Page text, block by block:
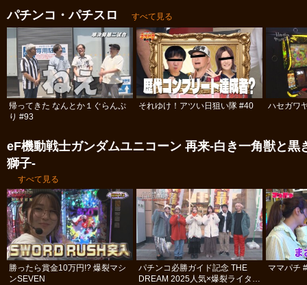
パチンコ・パチスロ すべて見る
帰ってきた なんとか１ぐらんぷ
り #93
それゆけ！アツい日狙い隊 #40 ハセガワ
eF機動戦士ガンダムユニコーン 再来‐白き一角獣と黒
獅子‐
すべて見る
勝ったら賞金10万円!? 爆裂マシ
ンSEVEN
パチンコ必勝ガイド記念 THE
DREAM 2025人気×爆裂ライター
ママパチ